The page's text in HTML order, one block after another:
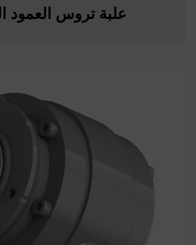
علبة تروس العمود